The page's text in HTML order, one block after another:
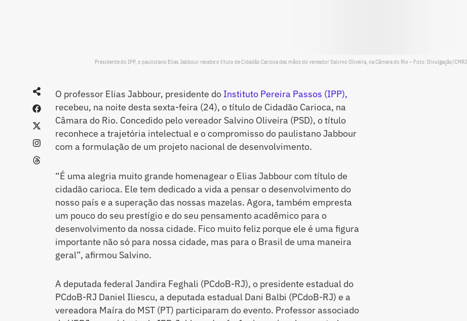
Presidente do IPP, o paulistano Elias Jabbour recebe o título de Cidadão Carioca das mãos do vereador Salvino Oliveira, na Câmara do Rio – Foto: Divulgação/CMRJ
O professor Elias Jabbour, presidente do Instituto Pereira Passos (IPP),
recebeu, na noite desta sexta-feira (24), o título de Cidadão Carioca, na
Câmara do Rio. Concedido pelo vereador Salvino Oliveira (PSD), o título
reconhece a trajetória intelectual e o compromisso do paulistano Jabbour
com a formulação de um projeto nacional de desenvolvimento.
“É uma alegria muito grande homenagear o Elias Jabbour com título de
cidadão carioca. Ele tem dedicado a vida a pensar o desenvolvimento do
nosso país e a superação das nossas mazelas. Agora, também empresta
um pouco do seu prestígio e do seu pensamento acadêmico para o
desenvolvimento da nossa cidade. Fico muito feliz porque ele é uma figura
importante não só para nossa cidade, mas para o Brasil de uma maneira
geral”, afirmou Salvino.
A deputada federal Jandira Feghali (PCdoB-RJ), o presidente estadual do
PCdoB-RJ Daniel Iliescu, a deputada estadual Dani Balbi (PCdoB-RJ) e a
vereadora Maíra do MST (PT) participaram do evento. Professor associado